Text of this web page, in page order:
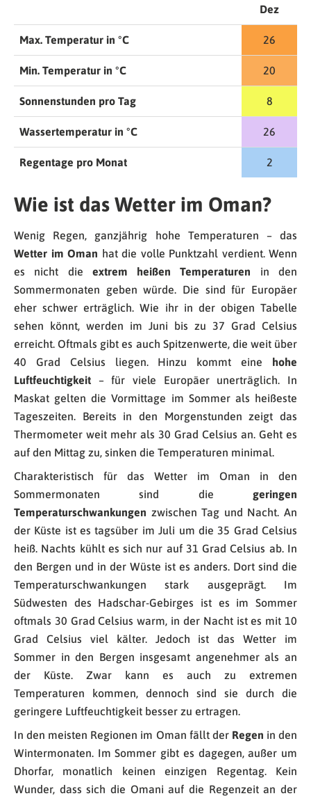
Dez
Max. Temperatur in °C 26
Min. Temperatur in °C 20
Sonnenstunden pro Tag 8
Wassertemperatur in °C 26
Regentage pro Monat 2
Wie ist das Wetter im Oman?
Wenig Regen, ganzjährig hohe Temperaturen – das
Wetter im Oman hat die volle Punktzahl verdient. Wenn
es nicht die extrem heißen Temperaturen in den
Sommermonaten geben würde. Die sind für Europäer
eher schwer erträglich. Wie ihr in der obigen Tabelle
sehen könnt, werden im Juni bis zu 37 Grad Celsius
erreicht. Oftmals gibt es auch Spitzenwerte, die weit über
40 Grad Celsius liegen. Hinzu kommt eine hohe
Luftfeuchtigkeit – für viele Europäer unerträglich. In
Maskat gelten die Vormittage im Sommer als heißeste
Tageszeiten. Bereits in den Morgenstunden zeigt das
Thermometer weit mehr als 30 Grad Celsius an. Geht es
auf den Mittag zu, sinken die Temperaturen minimal.
Charakteristisch für das Wetter im Oman in den
Sommermonaten sind die geringen
Temperaturschwankungen zwischen Tag und Nacht. An
der Küste ist es tagsüber im Juli um die 35 Grad Celsius
heiß. Nachts kühlt es sich nur auf 31 Grad Celsius ab. In
den Bergen und in der Wüste ist es anders. Dort sind die
Temperaturschwankungen stark ausgeprägt. Im
Südwesten des Hadschar-Gebirges ist es im Sommer
oftmals 30 Grad Celsius warm, in der Nacht ist es mit 10
Grad Celsius viel kälter. Jedoch ist das Wetter im
Sommer in den Bergen insgesamt angenehmer als an
der Küste. Zwar kann es auch zu extremen
Temperaturen kommen, dennoch sind sie durch die
geringere Luftfeuchtigkeit besser zu ertragen.
In den meisten Regionen im Oman fällt der Regen in den
Wintermonaten. Im Sommer gibt es dagegen, außer um
Dhorfar, monatlich keinen einzigen Regentag. Kein
Wunder, dass sich die Omani auf die Regenzeit an der